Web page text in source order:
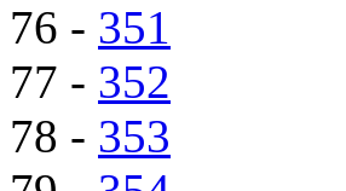
76 - 351
77 - 352
78 - 353